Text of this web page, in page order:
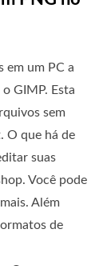
em um PC a
GIMP. Esta
sem
O que há de
suas
Você pode
Além
de